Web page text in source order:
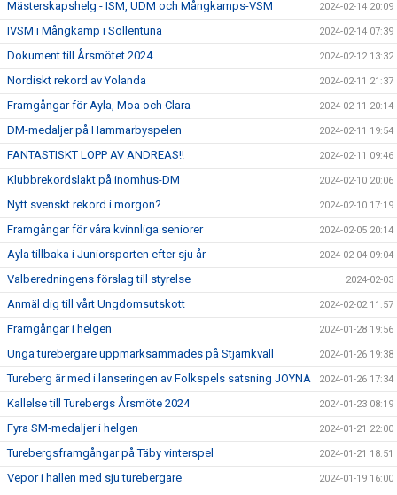
Mästerskapshelg - ISM, UDM och Mångkamps-VSM 2024-02-14 20:09
IVSM i Mångkamp i Sollentuna 2024-02-14 07:39
Dokument till Årsmötet 2024 2024-02-12 13:32
Nordiskt rekord av Yolanda 2024-02-11 21:37
Framgångar för Ayla, Moa och Clara 2024-02-11 20:14
DM-medaljer på Hammarbyspelen 2024-02-11 19:54
FANTASTISKT LOPP AV ANDREAS!! 2024-02-11 09:46
Klubbrekordslakt på inomhus-DM 2024-02-10 20:06
Nytt svenskt rekord i morgon? 2024-02-10 17:19
Framgångar för våra kvinnliga seniorer 2024-02-05 20:14
Ayla tillbaka i Juniorsporten efter sju år 2024-02-04 09:04
Valberedningens förslag till styrelse 2024-02-03
Anmäl dig till vårt Ungdomsutskott 2024-02-02 11:57
Framgångar i helgen 2024-01-28 19:56
Unga turebergare uppmärksammades på Stjärnkväll 2024-01-26 19:38
Tureberg är med i lanseringen av Folkspels satsning JOYNA 2024-01-26 17:34
Kallelse till Turebergs Årsmöte 2024 2024-01-23 08:19
Fyra SM-medaljer i helgen 2024-01-21 22:00
Turebergsframgångar på Täby vinterspel 2024-01-21 18:51
Vepor i hallen med sju turebergare 2024-01-19 16:00